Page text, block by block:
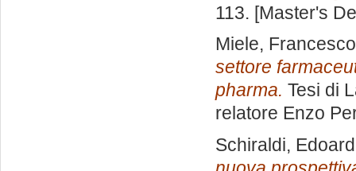
113. [Master's
Miele, Francesco
settore
pharma. Tesi di
relatore Enzo
Schiraldi,